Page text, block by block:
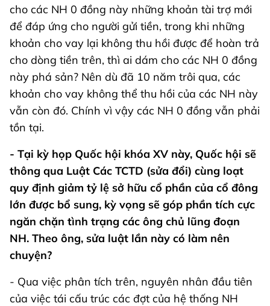
cho các NH 0 đồng này những khoản tài trợ mới
để đáp ứng cho người gửi tiền, trong khi những
khoản cho vay lại không thu hồi được để hoàn trả
cho dòng tiền trên, thì ai dám cho các NH 0 đồng
này phá sản? Nên dù đã 10 năm trôi qua, các
khoản cho vay không thể thu hồi của các NH này
vẫn còn đó. Chính vì vậy các NH 0 đồng vẫn phải
tồn tại.
- Tại kỳ họp Quốc hội khóa XV này, Quốc hội sẽ
thông qua Luật Các TCTD (sửa đổi) cùng loạt
quy định giảm tỷ lệ sở hữu cổ phần của cổ đông
lớn được bổ sung, kỳ vọng sẽ góp phần tích cực
ngăn chặn tình trạng các ông chủ lũng đoạn
NH. Theo ông, sửa luật lần này có làm nên
chuyện?
- Qua việc phân tích trên, nguyên nhân đầu tiên
của việc tái cấu trúc các đợt của hệ thống NH